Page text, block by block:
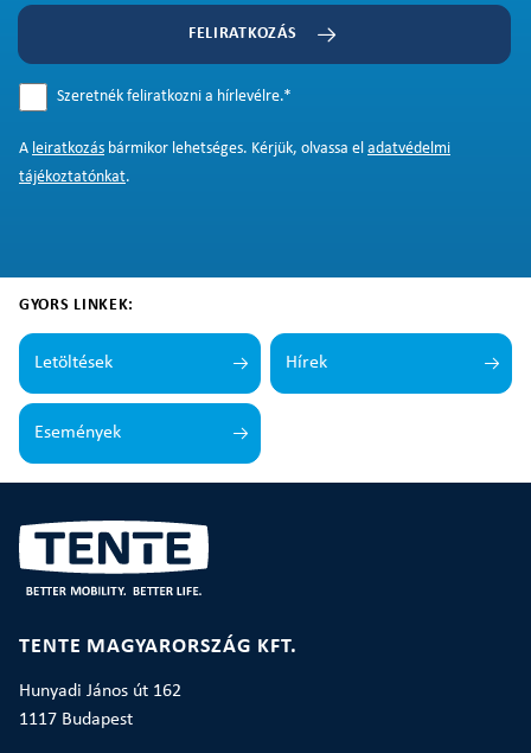
FELIRATKOZÁS
Szeretnék feliratkozni a hírlevélre.*
A leiratkozás bármikor lehetséges. Kérjük, olvassa el adatvédelmi
tájékoztatónkat.
GYORS LINKEK:
Letöltések Hírek
Események
TENTE MAGYARORSZÁG KFT.
Hunyadi János út 162
1117 Budapest